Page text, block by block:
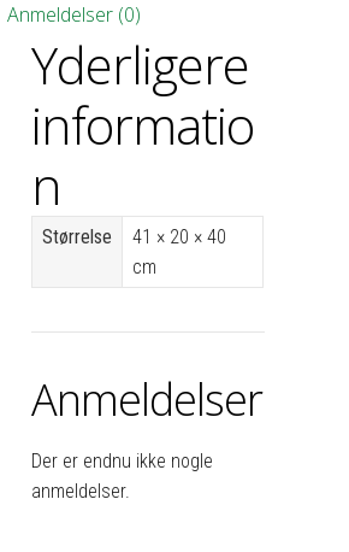
b41
d20
Anmeldelser (0)
Yderligere
informatio
n
Størrelse
41 × 20 × 40
cm
Anmeldelser
Der er endnu ikke nogle
anmeldelser.